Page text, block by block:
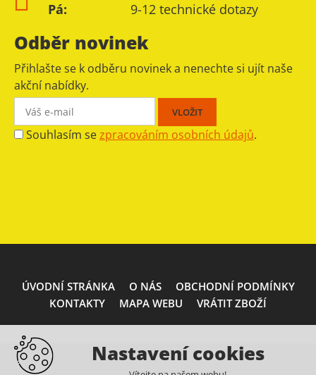
Pá:
9-12 technické dotazy
Odběr novinek
Přihlašte se k odběru novinek a nenechte si ujít naše
akční nabídky.
Souhlasím sezpracováním osobních údajů.
ÚVODNÍ STRÁNKA O NÁS
OBCHODNÍ PODMÍNKY
KONTAKTY
MAPA WEBU VRÁTIT ZBOŽÍ
Nastavení cookies